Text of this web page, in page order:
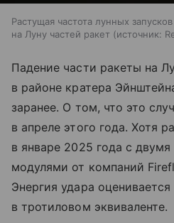
Растущая частота лунных
на Луну частей ракет
источник:
Падение части ракеты на
в районе кратера
заранее. О том, что это
в апреле этого года. Хотя
в январе 2025 года с
модулями от компаний
Энергия удара
в тротиловом эквиваленте.